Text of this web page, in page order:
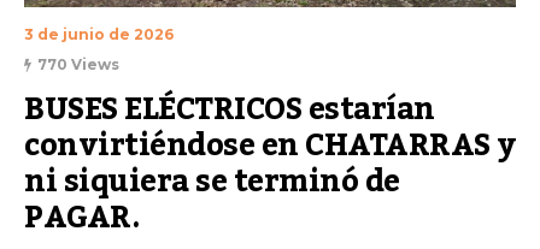
3 de junio de 2026
770 Views
BUSES ELÉCTRICOS estarían
convirtiéndose en CHATARRAS y
ni siquiera se terminó de
PAGAR.